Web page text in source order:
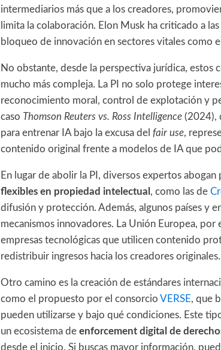
intermediarios más que a los creadores,
limita la colaboración. Elon Musk ha criticado a
bloqueo de innovación en sectores vitales como
No obstante, desde la perspectiva jurídica, estos
mucho más compleja. La PI no solo protege
reconocimiento moral, control de explotación y
caso Thomson Reuters vs. Ross Intelligence (2024),
para entrenar IA bajo la excusa del fair use,
contenido original frente a modelos de IA que
En lugar de abolir la PI, diversos expertos
flexibles en propiedad intelectual , como las de
difusión y protección. Además, algunos países y
mecanismos innovadores. La Unión Europea,
empresas tecnológicas que utilicen contenido
redistribuir ingresos hacia los creadores originales.
Otro camino es la creación de estándares
como el propuesto por el consorcio VERSE, que
pueden utilizarse y bajo qué condiciones. Este
un ecosistema de enforcement digital de
desde el inicio. Si buscas mayor información,